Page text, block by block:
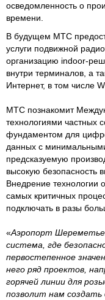
осведомленность о
времени.
В будущем МТС
услуги подвижной
организацию indoor-
внутри терминалов, а
Интернет, в том числе
МТС познакомит
технологиями частных
фундаментом для
данных с
предсказуемую
высокую безопасность
Внедрение технологии
самых критичных
подключать в разы
«Аэропорт
система, где
первостепенное
него ряд проектов,
горячей линии для
позволит нам